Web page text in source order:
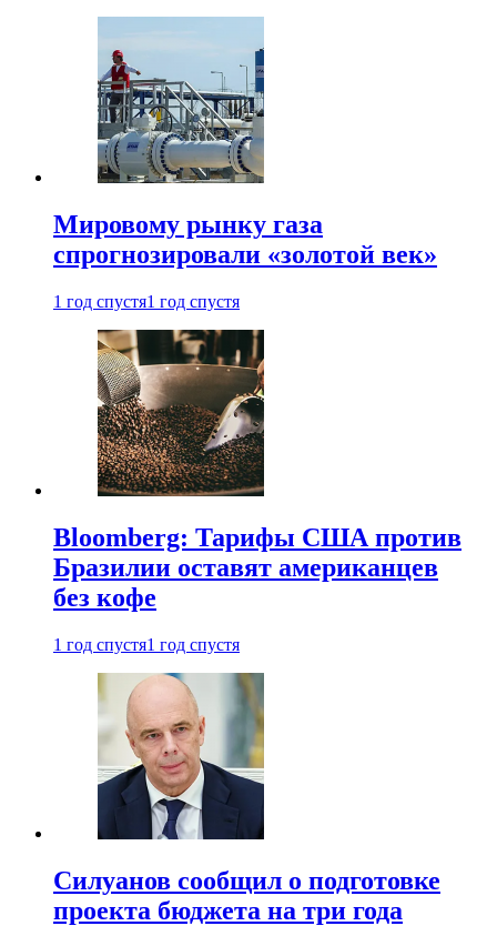
Мировому рынку газа
спрогнозировали «золотой век»
1 год спустя1 год спустя
Bloomberg: Тарифы США против
Бразилии оставят американцев
без кофе
1 год спустя1 год спустя
Силуанов сообщил о подготовке
проекта бюджета на три года